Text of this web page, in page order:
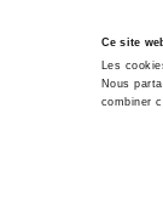
Ce site
Les
Nous
combiner